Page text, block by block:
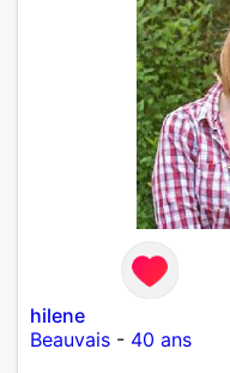
hilene
Beauvais - 40 ans